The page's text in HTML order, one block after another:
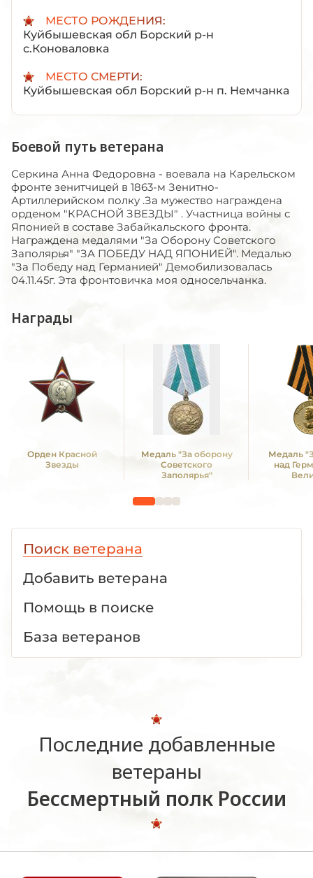
МЕСТО РОЖДЕНИЯ:
Куйбышевская обл Борский р-н
с.Коноваловка
МЕСТО СМЕРТИ:
Куйбышевская обл Борский р-н п. Немчанка
Боевой путь ветерана
Серкина Анна Федоровна - воевала на Карельском
фронте зенитчицей в 1863-м Зенитно-
Артиллерийском полку .За мужество награждена
орденом "КРАСНОЙ ЗВЕЗДЫ" . Участница войны с
Японией в составе Забайкальского фронта.
Награждена медалями "За Оборону Советского
Заполярья" "ЗА ПОБЕДУ НАД ЯПОНИЕЙ". Медалью
"За Победу над Германией" Демобилизовалась
04.11.45г. Эта фронтовичка моя односельчанка.
Награды
Орден Красной
Звезды
Медаль "За оборону
Советского
Заполярья"
Медаль
над
Поиск ветерана
Добавить ветерана
Помощь в поиске
База ветеранов
Последние добавленные
ветераны
Бессмертный полк России